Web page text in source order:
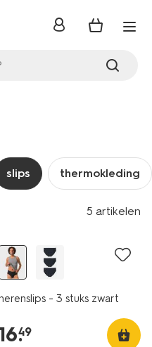
inloggen
slips thermokleding
5 artikelen
- 3 stuks zwart
16.
49